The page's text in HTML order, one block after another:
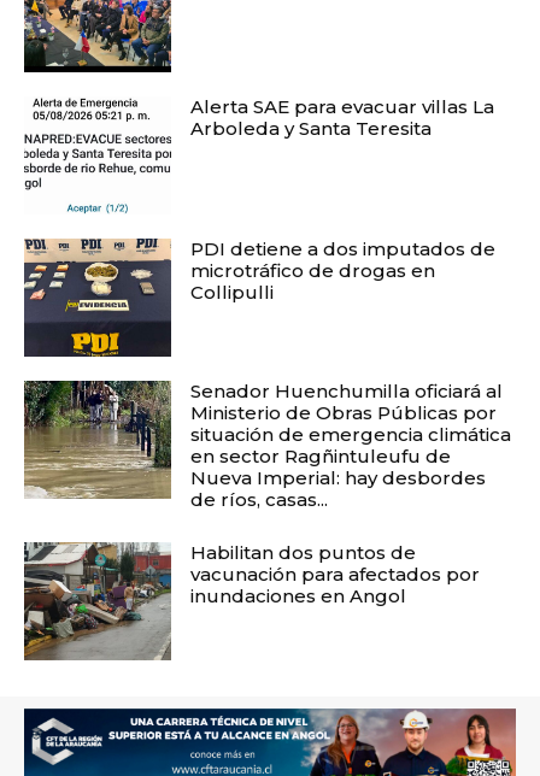
Alerta SAE para evacuar villas La
Arboleda y Santa Teresita
PDI detiene a dos imputados de
microtráfico de drogas en
Collipulli
Senador Huenchumilla oficiará al
Ministerio de Obras Públicas por
situación de emergencia climática
en sector Ragñintuleufu de
Nueva Imperial: hay desbordes
de ríos, casas...
Habilitan dos puntos de
vacunación para afectados por
inundaciones en Angol